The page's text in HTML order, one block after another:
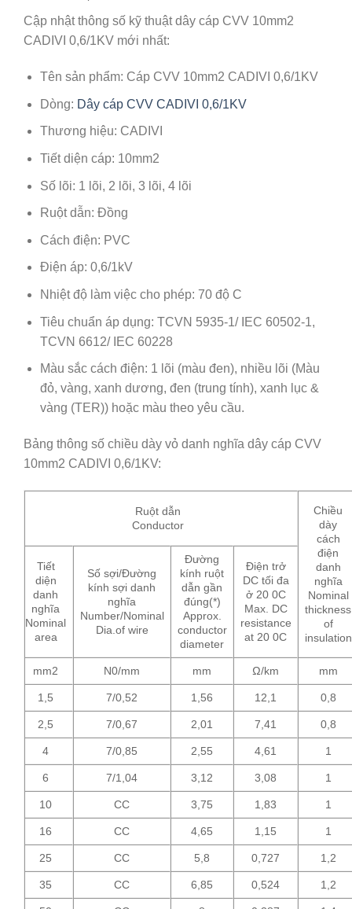
Cập nhật thông số kỹ thuật dây cáp CVV 10mm2
CADIVI 0,6/1KV mới nhất:
Tên sản phẩm: Cáp CVV 10mm2 CADIVI 0,6/1KV
Dòng: Dây cáp CVV CADIVI 0,6/1KV
Thương hiệu: CADIVI
Tiết diện cáp: 10mm2
Số lõi: 1 lõi, 2 lõi, 3 lõi, 4 lõi
Ruột dẫn: Đồng
Cách điện: PVC
Điện áp: 0,6/1kV
Nhiệt độ làm việc cho phép: 70 độ C
Tiêu chuẩn áp dụng: TCVN 5935-1/ IEC 60502-1,
TCVN 6612/ IEC 60228
Màu sắc cách điện: 1 lõi (màu đen), nhiều lõi (Màu
đỏ, vàng, xanh dương, đen (trung tính), xanh lục &
vàng (TER)) hoặc màu theo yêu cầu.
Bảng thông số chiều dày vỏ danh nghĩa dây cáp CVV
10mm2 CADIVI 0,6/1KV:
Ruột dẫn
Conductor
Chiều
dày
cách
điện
danh
nghĩa
Nominal
thickness
of
insulation
Tiết
diện
danh
nghĩa
Nominal
area
Số sợi/Đường
kính sợi danh
nghĩa
Number/Nominal
Dia.of wire
Đường
kính ruột
dẫn gần
đúng(*)
Approx.
conductor
diameter
Điện trở
DC tối đa
ở 20 0C
Max. DC
resistance
at 20 0C
mm2 N0/mm mm Ω/km mm
1,5 7/0,52 1,56 12,1 0,8
2,5 7/0,67 2,01 7,41 0,8
4 7/0,85 2,55 4,61 1
6 7/1,04 3,12 3,08 1
10 CC 3,75 1,83 1
16 CC 4,65 1,15 1
25 CC 5,8 0,727 1,2
35 CC 6,85 0,524 1,2